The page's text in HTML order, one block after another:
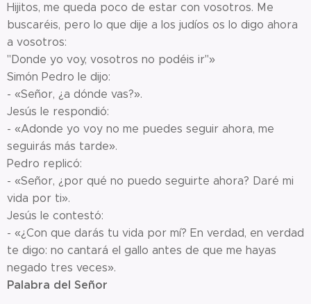
Hijitos, me queda poco de estar con vosotros. Me
buscaréis, pero lo que dije a los judíos os lo digo ahora
a vosotros:
"Donde yo voy, vosotros no podéis ir"»
Simón Pedro le dijo:
- «Señor, ¿a dónde vas?».
Jesús le respondió:
- «Adonde yo voy no me puedes seguir ahora, me
seguirás más tarde».
Pedro replicó:
- «Señor, ¿por qué no puedo seguirte ahora? Daré mi
vida por ti».
Jesús le contestó:
- «¿Con que darás tu vida por mí? En verdad, en verdad
te digo: no cantará el gallo antes de que me hayas
negado tres veces».
Palabra del Señor